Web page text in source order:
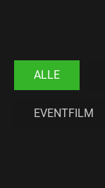
ALLE
EVENTFILM